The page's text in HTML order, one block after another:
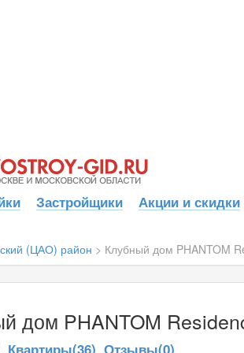
Застройщики Акции и скидки
(ЦАО) район > Клубный дом PHANTOM
дом PHANTOM
Квартиры(36) Отзывы(0)